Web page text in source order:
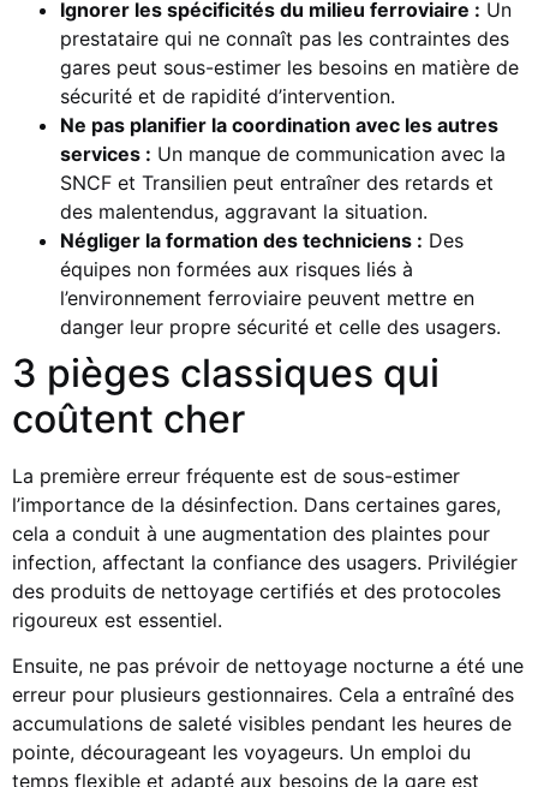
Ignorer les spécificités du milieu ferroviaire : Un
prestataire qui ne connaît pas les contraintes des
gares peut sous-estimer les besoins en matière de
sécurité et de rapidité d’intervention.
Ne pas planifier la coordination avec les autres
services : Un manque de communication avec la
SNCF et Transilien peut entraîner des retards et
des malentendus, aggravant la situation.
Négliger la formation des techniciens : Des
équipes non formées aux risques liés à
l’environnement ferroviaire peuvent mettre en
danger leur propre sécurité et celle des usagers.
3 pièges classiques qui
coûtent cher
La première erreur fréquente est de sous-estimer
l’importance de la désinfection. Dans certaines gares,
cela a conduit à une augmentation des plaintes pour
infection, affectant la confiance des usagers. Privilégier
des produits de nettoyage certifiés et des protocoles
rigoureux est essentiel.
Ensuite, ne pas prévoir de nettoyage nocturne a été une
erreur pour plusieurs gestionnaires. Cela a entraîné des
accumulations de saleté visibles pendant les heures de
pointe, décourageant les voyageurs. Un emploi du
temps flexible et adapté aux besoins de la gare est